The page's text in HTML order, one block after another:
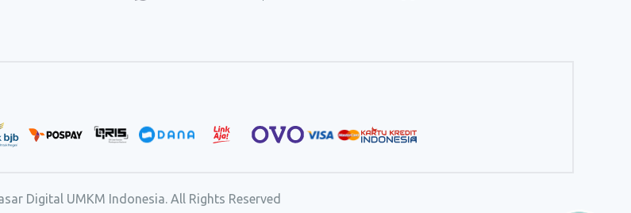
Digital UMKM Indonesia. All Rights Reserved